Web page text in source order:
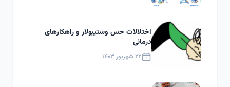
اختلالات حس وستیبولار و راهکارهای
درمانی
۲۲ شهریور ۱۴۰۳